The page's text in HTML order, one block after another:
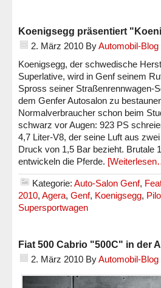
Koenigsegg präsentiert
2. März 2010 ByAutomobil-
Koenigsegg, der schwedische
Superlative, wird in Genf seinem
Spross seiner Straßenrennwagen-
dem Genfer Autosalon zu
Normalverbraucher schon beim
schwarz vor Augen: 923 PS
4,7 Liter-V8, der seine Luft aus
Druck von 1,5 Bar bezieht. Brutale
entwickeln die Pferde.
Kategorie: Auto-Salon Genf,
2010, Agera, Genf, Koenigsegg,
Supersportwagen
Fiat 500 Cabrio "500C" in der
2. März 2010 ByAutomobil-